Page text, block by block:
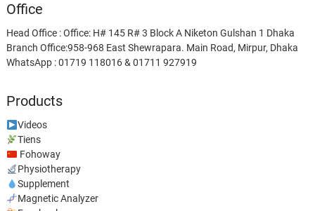
Office
Head Office : Office: H# 145 R# 3 Block A Niketon Gulshan 1 Dhaka
Branch Office:958-968 East Shewrapara. Main Road, Mirpur, Dhaka
WhatsApp : 01719 118016 & 01711 927919
Products
Videos
Tiens
Fohoway
Physiotherapy
Supplement
Magnetic Analyzer